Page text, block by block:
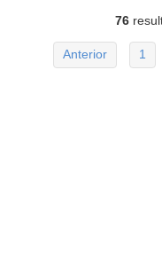
76
Anterior 1